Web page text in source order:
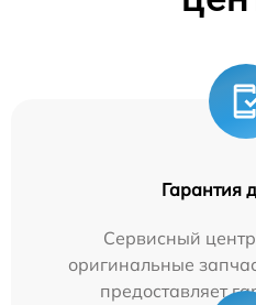
Гарантия
Сервисный
оригинальные
предоставляет